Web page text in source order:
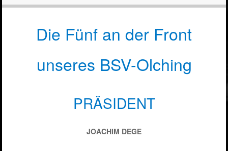
Die Fünf an der Front
unseres BSV-Olching
PRÄSIDENT
JOACHIM DEGE